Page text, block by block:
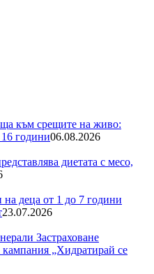
към срещите на живо:
години06.08.2026
диетата с месо,
на деца от 1 до 7 години
23.07.2026
Застраховане
„Хидратирай се